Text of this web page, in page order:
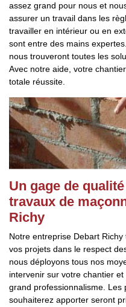
assez grand pour nous et
assurer un travail dans les
travailler en intérieur ou en
sont entre des mains
nous trouveront toutes les
Avec notre aide, votre
totale réussite.
Un gage de
travaux de
Richy
Notre entreprise Debart
vos projets dans le respect
nous déployons tous nos
intervenir sur votre chantier
grand professionnalisme. Les
souhaiterez apporter seront